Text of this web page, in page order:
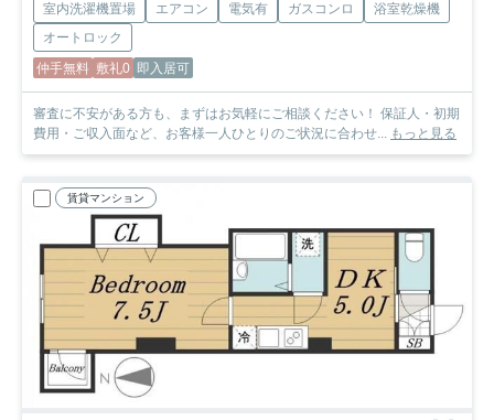
室内洗濯機置場 エアコン 電気有 ガスコンロ
浴室乾燥機
オートロック
仲手無料 敷礼0 即入居可
審査に不安がある方も、まずはお気軽にご相談ください！ 保証人・初期
費用・ご収入面など、お客様一人ひとりのご状況に合わせ... もっと見る
賃貸マンション